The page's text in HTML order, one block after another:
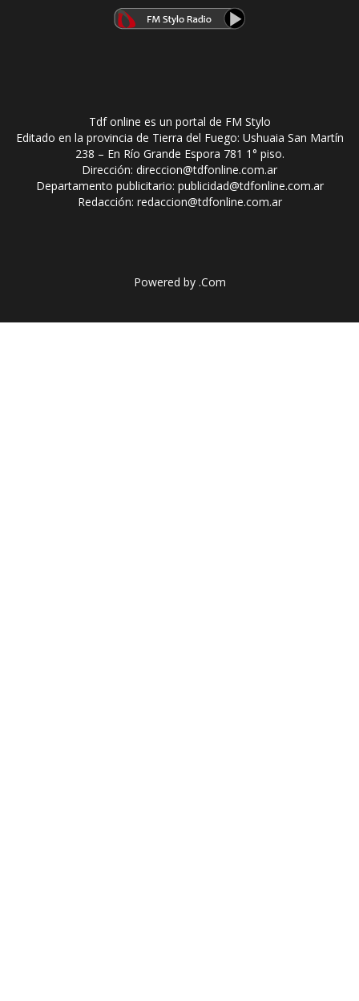
Tdf online es un portal de FM Stylo
Editado en la provincia de Tierra del Fuego: Ushuaia San Martín
238 – En Río Grande Espora 781 1° piso.
Dirección: direccion@tdfonline.com.ar
Departamento publicitario: publicidad@tdfonline.com.ar
Redacción: redaccion@tdfonline.com.ar
Powered by .Com